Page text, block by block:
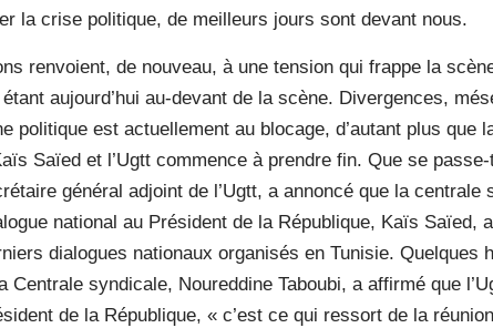
la crise politique, de meilleurs jours sont devant nous.
renvoient, de nouveau, à une tension qui frappe la
aujourd’hui au-devant de la scène. Divergences,
politique est actuellement au blocage, d’autant plus que
Saïed et l’Ugtt commence à prendre fin. Que se passe-
général adjoint de l’Ugtt, a annoncé que la centrale
national au Président de la République, Kaïs Saïed,
dialogues nationaux organisés en Tunisie. Quelques
syndicale, Noureddine Taboubi, a affirmé que
de la République, « c’est ce qui ressort de la